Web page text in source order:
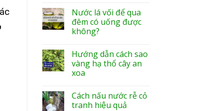
Nước lá vối để qua
đêm có uống được
không?
Hướng dẫn cách sao
vàng hạ thổ cây an
xoa
Cách nấu nước rễ cỏ
tranh hiệu quả